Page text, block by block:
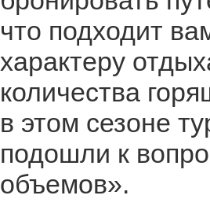
что подходит
характеру
количества
в этом сезоне
подошли к
объемов».